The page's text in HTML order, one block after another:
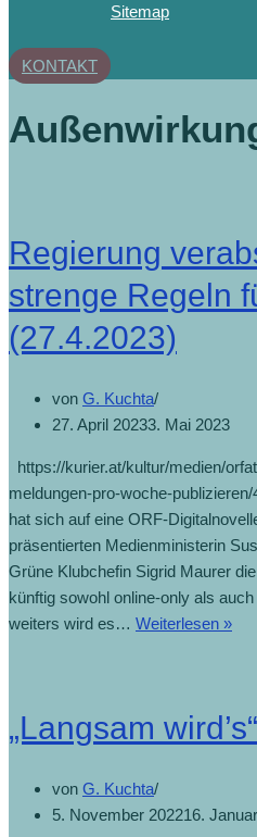
Sitemap
KONTAKT
Regierung
strenge Regeln
(27.4.2023)
von G. Kuchta
27. April 20233. Mai 2023
https://kurier.at/kultur/medien/
meldungen-pro-woche-
hat sich auf eine ORF-
präsentierten Medienministerin
Grüne Klubchefin Sigrid Maurer
künftig sowohl online-only als
weiters wird es… Weiterlesen »
„Langsam
von G. Kuchta
5. November 202216.